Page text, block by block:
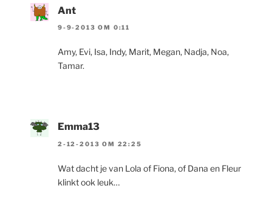
Ant
9-9-2013 OM 0:11
Amy, Evi, Isa, Indy, Marit, Megan, Nadja, Noa,
Tamar.
Emma13
2-12-2013 OM 22:25
Wat dacht je van Lola of Fiona, of Dana en Fleur
klinkt ook leuk…